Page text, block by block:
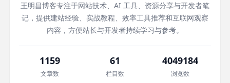
王明昌博客专注于网站技术、AI 工具、资源分享与开发者笔
记，提供建站经验、实战教程、效率工具推荐和互联网观察
内容，方便站长与开发者持续学习与参考。
1159
文章数
61
栏目数
4049184
浏览数